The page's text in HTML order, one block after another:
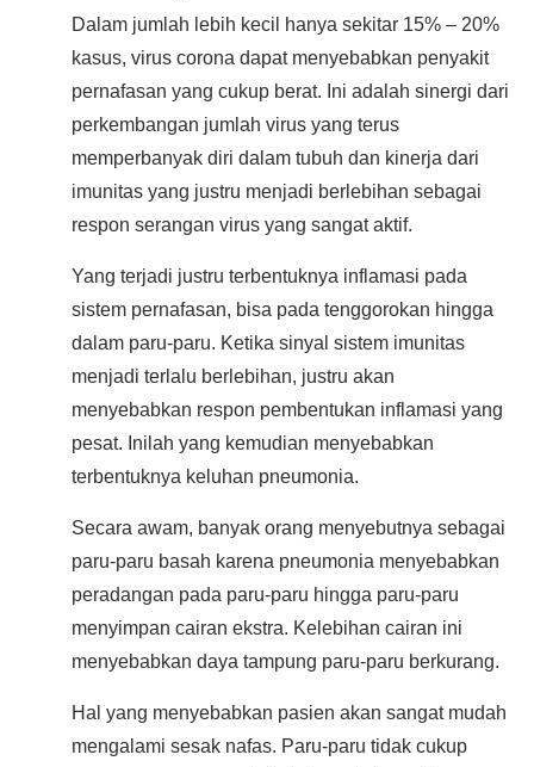
Dalam jumlah lebih kecil hanya sekitar 15% – 20%
kasus, virus corona dapat menyebabkan penyakit
pernafasan yang cukup berat. Ini adalah sinergi dari
perkembangan jumlah virus yang terus
memperbanyak diri dalam tubuh dan kinerja dari
imunitas yang justru menjadi berlebihan sebagai
respon serangan virus yang sangat aktif.
Yang terjadi justru terbentuknya inflamasi pada
sistem pernafasan, bisa pada tenggorokan hingga
dalam paru-paru. Ketika sinyal sistem imunitas
menjadi terlalu berlebihan, justru akan
menyebabkan respon pembentukan inflamasi yang
pesat. Inilah yang kemudian menyebabkan
terbentuknya keluhan pneumonia.
Secara awam, banyak orang menyebutnya sebagai
paru-paru basah karena pneumonia menyebabkan
peradangan pada paru-paru hingga paru-paru
menyimpan cairan ekstra. Kelebihan cairan ini
menyebabkan daya tampung paru-paru berkurang.
Hal yang menyebabkan pasien akan sangat mudah
mengalami sesak nafas. Paru-paru tidak cukup